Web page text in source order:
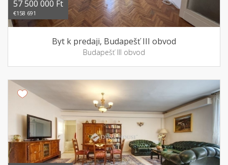
57 500 000 Ft
€158 691
Byt k predaji, Budapešť III obvod
Budapešť III obvod